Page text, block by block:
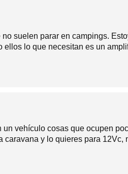
suelen parar en campings.
lo que necesitan es un
vehículo cosas que ocupen
y lo quieres para 12Vc,